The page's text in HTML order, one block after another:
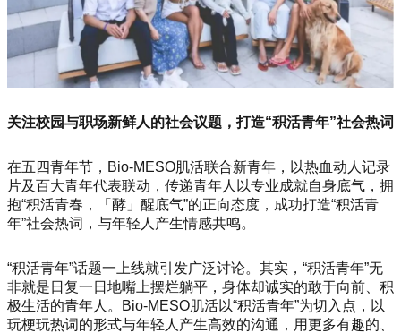
关注校园与职场新鲜人的社会议题，打造“积活青年”社会热词
在五四青年节，Bio-MESO肌活联合新青年，以热血动人记录
片及百大青年代表联动，传递青年人以专业成就自身底气，拥
抱“积活青春，「酵」醒底气”的正向态度，成功打造“积活青
年”社会热词，与年轻人产生情感共鸣。
“积活青年”话题一上线就引发广泛讨论。其实，“积活青年”无
非就是日复一日地嘴上摆烂躺平，身体却诚实的敢于向前、积
极生活的青年人。Bio-MESO肌活以“积活青年”为切入点，以
玩梗玩热词的形式与年轻人产生高效的沟通，用更多有趣的、